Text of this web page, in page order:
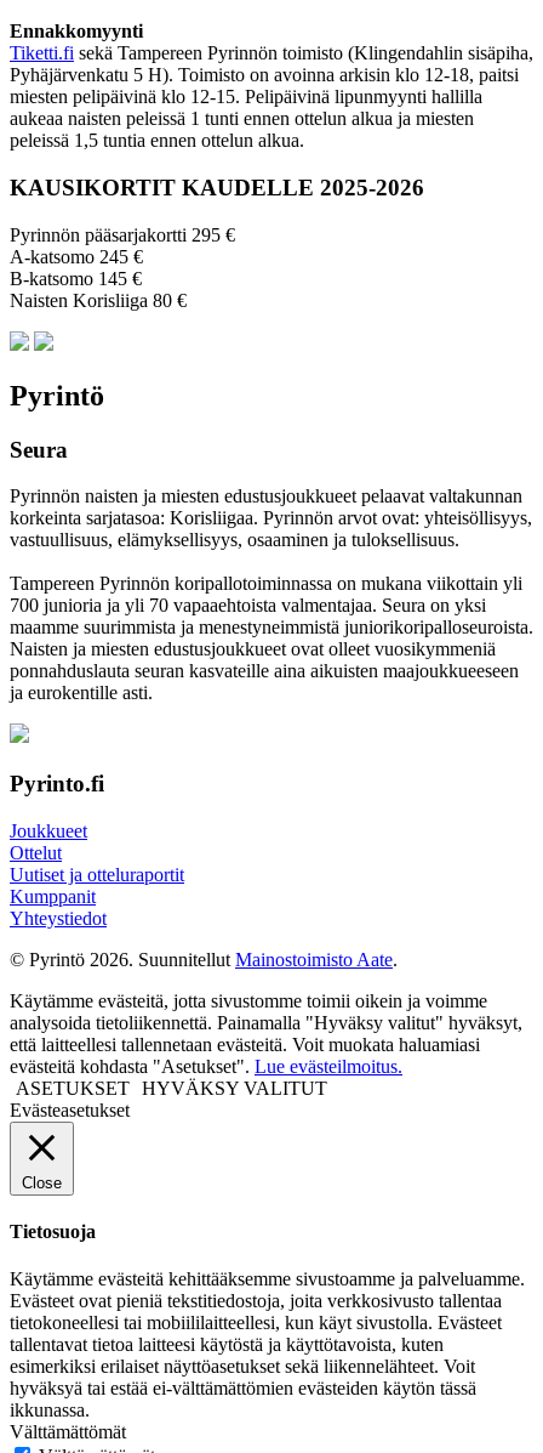
Ennakkomyynti
Tiketti.fi sekä Tampereen Pyrinnön toimisto (Klingendahlin sisäpiha,
Pyhäjärvenkatu 5 H). Toimisto on avoinna arkisin klo 12-18, paitsi
miesten pelipäivinä klo 12-15. Pelipäivinä lipunmyynti hallilla
aukeaa naisten peleissä 1 tunti ennen ottelun alkua ja miesten
peleissä 1,5 tuntia ennen ottelun alkua.
KAUSIKORTIT KAUDELLE 2025-2026
Pyrinnön pääsarjakortti 295 €
A-katsomo 245 €
B-katsomo 145 €
Naisten Korisliiga 80 €
Pyrintö
Seura
Pyrinnön naisten ja miesten edustusjoukkueet pelaavat valtakunnan
korkeinta sarjatasoa: Korisliigaa. Pyrinnön arvot ovat: yhteisöl­lisyys,
vastuul­lisuus, elämyk­sellisyys, osaaminen ja tulok­sellisuus.
Tampereen Pyrinnön kori­pallo­toimin­nassa on mukana viikottain yli
700 junioria ja yli 70 vapaa­ehtoista valmen­tajaa. Seura on yksi
maamme suurim­mista ja menes­tyneim­mistä juni­ori­kori­pallo­seuroista.
Naisten ja miesten edustus­joukkueet ovat olleet vuosi­kymmeniä
ponnahdus­lauta seuran kasvateille aina aikuisten maa­joukkueeseen
ja euro­kentille asti.
Pyrinto.fi
Joukkueet
Ottelut
Uutiset ja otteluraportit
Kumppanit
Yhteystiedot
© Pyrintö 2026. Suunnitellut Mainostoimisto Aate.
Käytämme evästeitä, jotta sivustomme toimii oikein ja voimme
analysoida tietoliikennettä. Painamalla "Hyväksy valitut" hyväksyt,
että laitteellesi tallennetaan evästeitä. Voit muokata haluamiasi
evästeitä kohdasta "Asetukset". Lue evästeilmoitus.
ASETUKSET HYVÄKSY VALITUT
Evästeasetukset
Close
Tietosuoja
Käytämme evästeitä kehittääksemme sivustoamme ja palveluamme.
Evästeet ovat pieniä tekstitiedostoja, joita verkkosivusto tallentaa
tietokoneellesi tai mobiililaitteellesi, kun käyt sivustolla. Evästeet
tallentavat tietoa laitteesi käytöstä ja käyttötavoista, kuten
esimerkiksi erilaiset näyttöasetukset sekä liikennelähteet. Voit
hyväksyä tai estää ei-välttämättömien evästeiden käytön tässä
ikkunassa.
Välttämättömät